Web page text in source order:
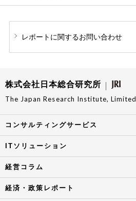
レポートに関するお問い合わせ
株式会社日本総合研究所
The Japan Research Institute, Limited
コンサルティングサービス
ITソリューション
経営コラム
経済・政策レポート